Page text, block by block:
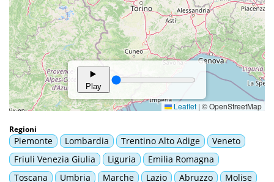
Regioni
Piemonte Lombardia Trentino Alto Adige
Veneto
Friuli Venezia Giulia
Liguria
Emilia Romagna
Toscana
Umbria Marche Lazio Abruzzo Molise